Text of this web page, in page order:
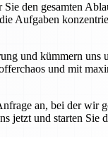
den gesamten
Aufgaben
und kümmern uns
und mit
an, bei der wir
jetzt und starten Sie